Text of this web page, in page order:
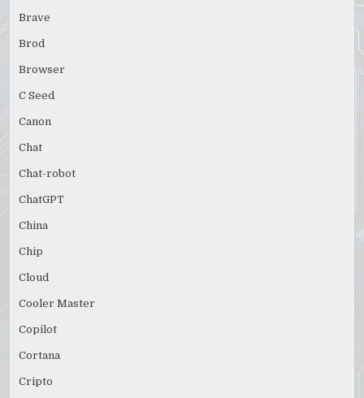
Brave
Brod
Browser
C Seed
Canon
Chat
Chat-robot
ChatGPT
China
Chip
Cloud
Cooler Master
Copilot
Cortana
Cripto